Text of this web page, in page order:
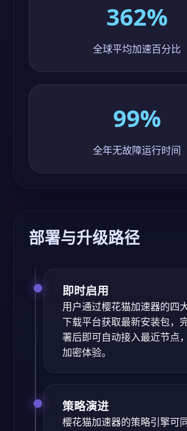
362%
全球平均加速百分比
99%
全年无故障运行时间
部署与升级路径
即时启用
用户通过樱花猫加速器的四
下载平台获取最新安装包，
署后即可自动接入最近节点
加密体验。
策略演进
樱花猫加速器的策略引擎可